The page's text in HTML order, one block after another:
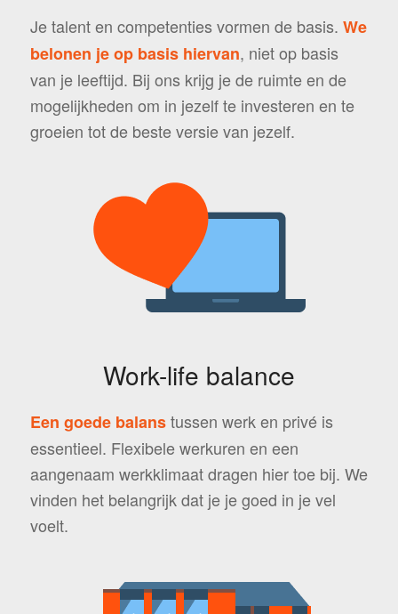
Je talent en competenties vormen de basis. We
belonen je op basis hiervan, niet op basis
van je leeftijd. Bij ons krijg je de ruimte en de
mogelijkheden om in jezelf te investeren en te
groeien tot de beste versie van jezelf.
Work-life balance
Een goede balanstussen werk en privé is
essentieel. Flexibele werkuren en een
aangenaam werkklimaat dragen hier toe bij. We
vinden het belangrijk dat je je goed in je vel
voelt.